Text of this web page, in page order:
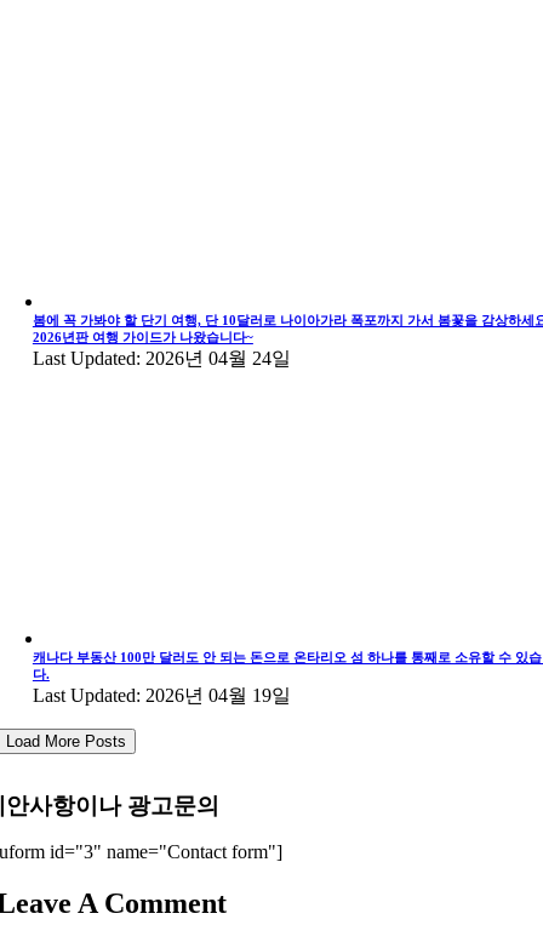
봄에 꼭 가봐야 할 단기 여행, 단 10달러로 나이아가라 폭포까지 가서 봄꽃을 감상하세
2026년판 여행 가이드가 나왔습니다~
Last Updated: 2026년 04월 24일
캐나다 부동산 100만 달러도 안 되는 돈으로 온타리오 섬 하나를 통째로 소유할 수 있
다.
Last Updated: 2026년 04월 19일
Load More Posts
안사항이나 광고문의
id="3" name="Contact form"]
A Comment